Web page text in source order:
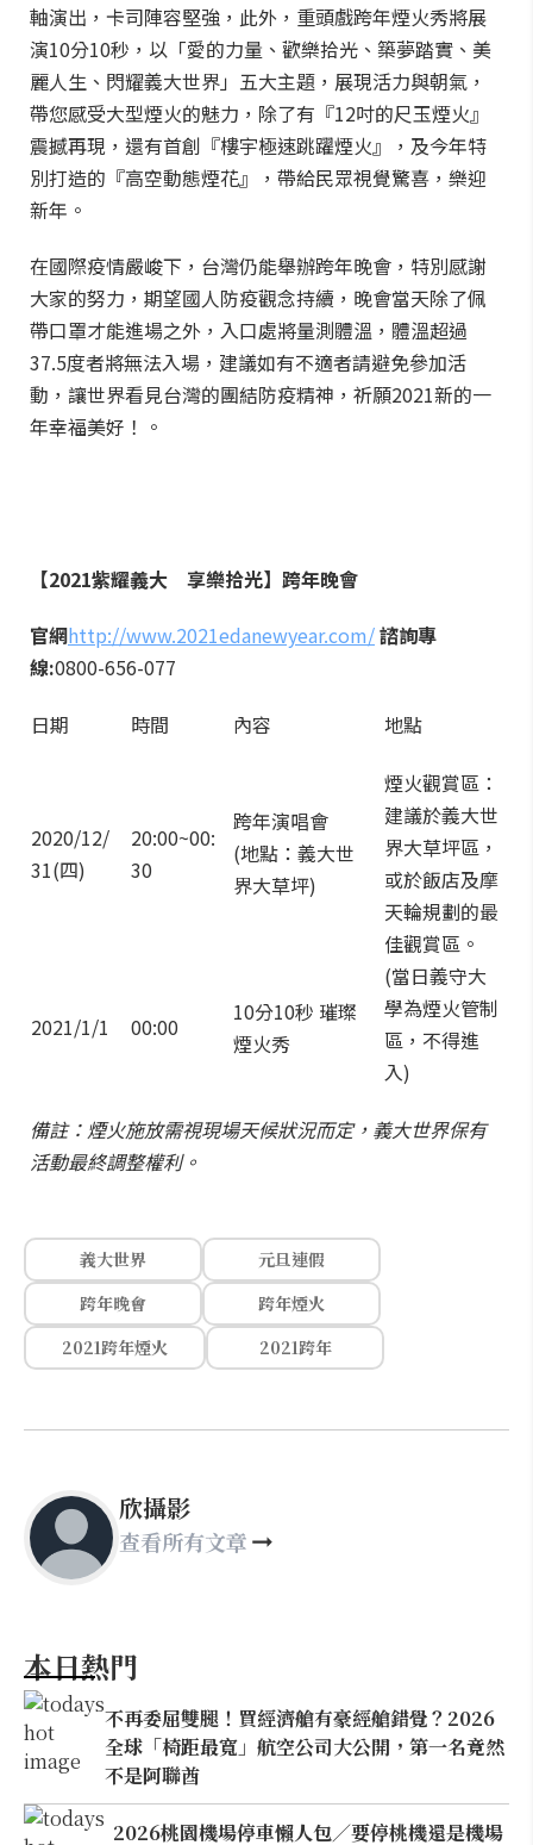
軸演出，卡司陣容堅強，此外，重頭戲跨年煙火秀將展
演10分10秒，以「愛的力量、歡樂拾光、築夢踏實、美
麗人生、閃耀義大世界」五大主題，展現活力與朝氣，
帶您感受大型煙火的魅力，除了有『12吋的尺玉煙火』
震撼再現，還有首創『樓宇極速跳躍煙火』，及今年特
別打造的『高空動態煙花』，帶給民眾視覺驚喜，樂迎
新年。
在國際疫情嚴峻下，台灣仍能舉辦跨年晚會，特別感謝
大家的努力，期望國人防疫觀念持續，晚會當天除了佩
帶口罩才能進場之外，入口處將量測體溫，體溫超過
37.5度者將無法入場，建議如有不適者請避免參加活
動，讓世界看見台灣的團結防疫精神，祈願2021新的一
年幸福美好！。
【2021紫耀義大
享樂拾光】跨年晚會
官網http://www.2021edanewyear.com/諮詢專
線:0800-656-077
日期
時間 內容 地點
2020/12/
31(四)
20:00~00:
30
跨年演唱會
(地點：義大世
界大草坪)
煙火觀賞區：
建議於義大世
界大草坪區，
或於飯店及摩
天輪規劃的最
佳觀賞區。
(當日義守大
學為煙火管制
區，不得進
入)
2021/1/1 00:00
10分10秒 璀璨
煙火秀
備註：煙火施放需視現場天候狀況而定，義大世界保有
活動最終調整權利。
義大世界
元旦連假
跨年晚會
跨年煙火
2021跨年煙火
2021跨年
欣攝影
查看所有文章
本日熱門
不再委屈雙腿！買經濟艙有豪經艙錯覺？2026
全球「椅距最寬」航空公司大公開，第一名竟然
不是阿聯酋
2026桃園機場停車懶人包／要停桃機還是機場